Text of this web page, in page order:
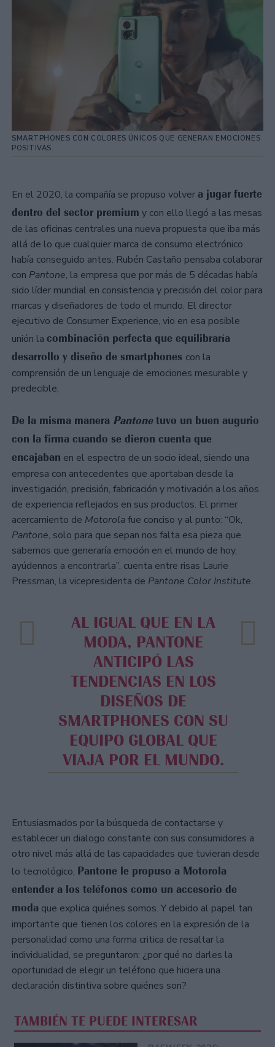
SMARTPHONES CON COLORES ÚNICOS QUE GENERAN EMOCIONES
POSITIVAS.
En el 2020, la compañía se propuso volver a jugar fuerte
dentro del sector premium y con ello llegó a las mesas
de las oficinas centrales una nueva propuesta que iba más
allá de lo que cualquier marca de consumo electrónico
había conseguido antes. Rubén Castaño pensaba colaborar
con Pantone, la empresa que por más de 5 décadas había
sido líder mundial en consistencia y precisión del color para
marcas y diseñadores de todo el mundo. El director
ejecutivo de Consumer Experience, vio en esa posible
unión la combinación perfecta que equilibraría
desarrollo y diseño de smartphones con la
comprensión de un lenguaje de emociones mesurable y
predecible,
De la misma manera Pantonetuvo un buen augurio
con la firma cuando se dieron cuenta que
encajaban en el espectro de un socio ideal, siendo una
empresa con antecedentes que aportaban desde la
investigación, precisión, fabricación y motivación a los años
de experiencia reflejados en sus productos. El primer
acercamiento de Motorolafue conciso y al punto: “Ok,
Pantone, solo para que sepan nos falta esa pieza que
sabemos que generaría emoción en el mundo de hoy,
ayúdennos a encontrarla”, cuenta entre risas Laurie
Pressman, la vicepresidenta de Pantone Color Institute.
AL IGUAL QUE EN LA
MODA, PANTONE
ANTICIPÓ LAS
TENDENCIAS EN LOS
DISEÑOS DE
SMARTPHONES CON SU
EQUIPO GLOBAL QUE
VIAJA POR EL MUNDO.
Entusiasmados por la búsqueda de contactarse y
establecer un dialogo constante con sus consumidores a
otro nivel más allá de las capacidades que tuvieran desde
lo tecnológico, Pantone le propuso a Motorola
entender a los teléfonos como un accesorio de
moda que explica quiénes somos. Y debido al papel tan
importante que tienen los colores en la expresión de la
personalidad como una forma critica de resaltar la
individualidad, se preguntaron: ¿por qué no darles la
oportunidad de elegir un teléfono que hiciera una
declaración distintiva sobre quiénes son?
TAMBIÉN TE PUEDE INTERESAR